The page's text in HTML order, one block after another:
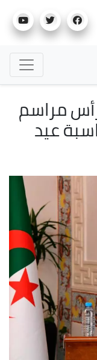
مراسم
عيد